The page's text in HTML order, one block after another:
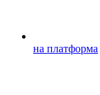
на платформа